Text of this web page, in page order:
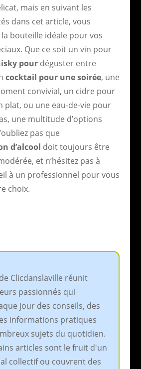
mais en suivant les
dans cet article, vous
bouteille idéale pour vos
Que ce soit un vin pour
pourdéguster entre
cocktail pour une soirée, une
convivial, un cidre pour
plat, ou une eau-de-vie pour
une multitude d’options
pas que
d’alcool doit toujours être
et n’hésitez pas à
à un professionnel pour vous
choix.
Clicdanslaville réunit
passionnés qui
jour des conseils, des
informations pratiques
sujets du quotidien.
articles sont le fruit d'un
collectif ou couvrent des